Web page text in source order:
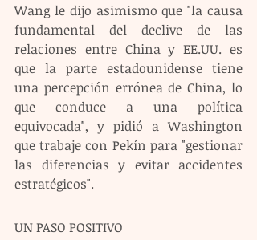
Wang le dijo asimismo que "la causa
fundamental del declive de las
relaciones entre China y EE.UU. es
que la parte estadounidense tiene
una percepción errónea de China, lo
que conduce a una política
equivocada", y pidió a Washington
que trabaje con Pekín para "gestionar
las diferencias y evitar accidentes
estratégicos".
UN PASO POSITIVO